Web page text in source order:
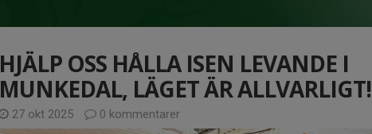
HJÄLP OSS HÅLLA ISEN LEVANDE I
MUNKEDAL, LÄGET ÄR ALLVARLIGT!
27 okt 2025 0 kommentarer